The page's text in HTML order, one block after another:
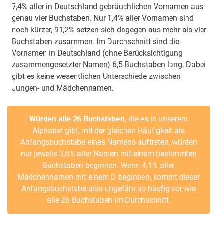
7,4% aller in Deutschland gebräuchlichen Vornamen aus
genau vier Buchstaben. Nur 1,4% aller Vornamen sind
noch kürzer, 91,2% setzen sich dagegen aus mehr als vier
Buchstaben zusammen. Im Durchschnitt sind die
Vornamen in Deutschland (ohne Berücksichtigung
zusammengesetzter Namen) 6,5 Buchstaben lang. Dabei
gibt es keine wesentlichen Unterschiede zwischen
Jungen- und Mädchennamen.
Würden alle 26 Buchstaben, die es in unserem
Alphabet gibt, mit der gleichen Häufigkeit als
Anfangsbuchstabe eines Namens auftreten, würden
nur jeweils 3,8% aller Namen mit einem bestimmten
Buchstaben beginnen. Wenn 4,1% aller
Mädchennamen mit einem D beginnen, kommt dieser
Anfangsbuchstabe also ungefähr so häufig vor wie
alle 26 Buchstaben im Durchschnitt.